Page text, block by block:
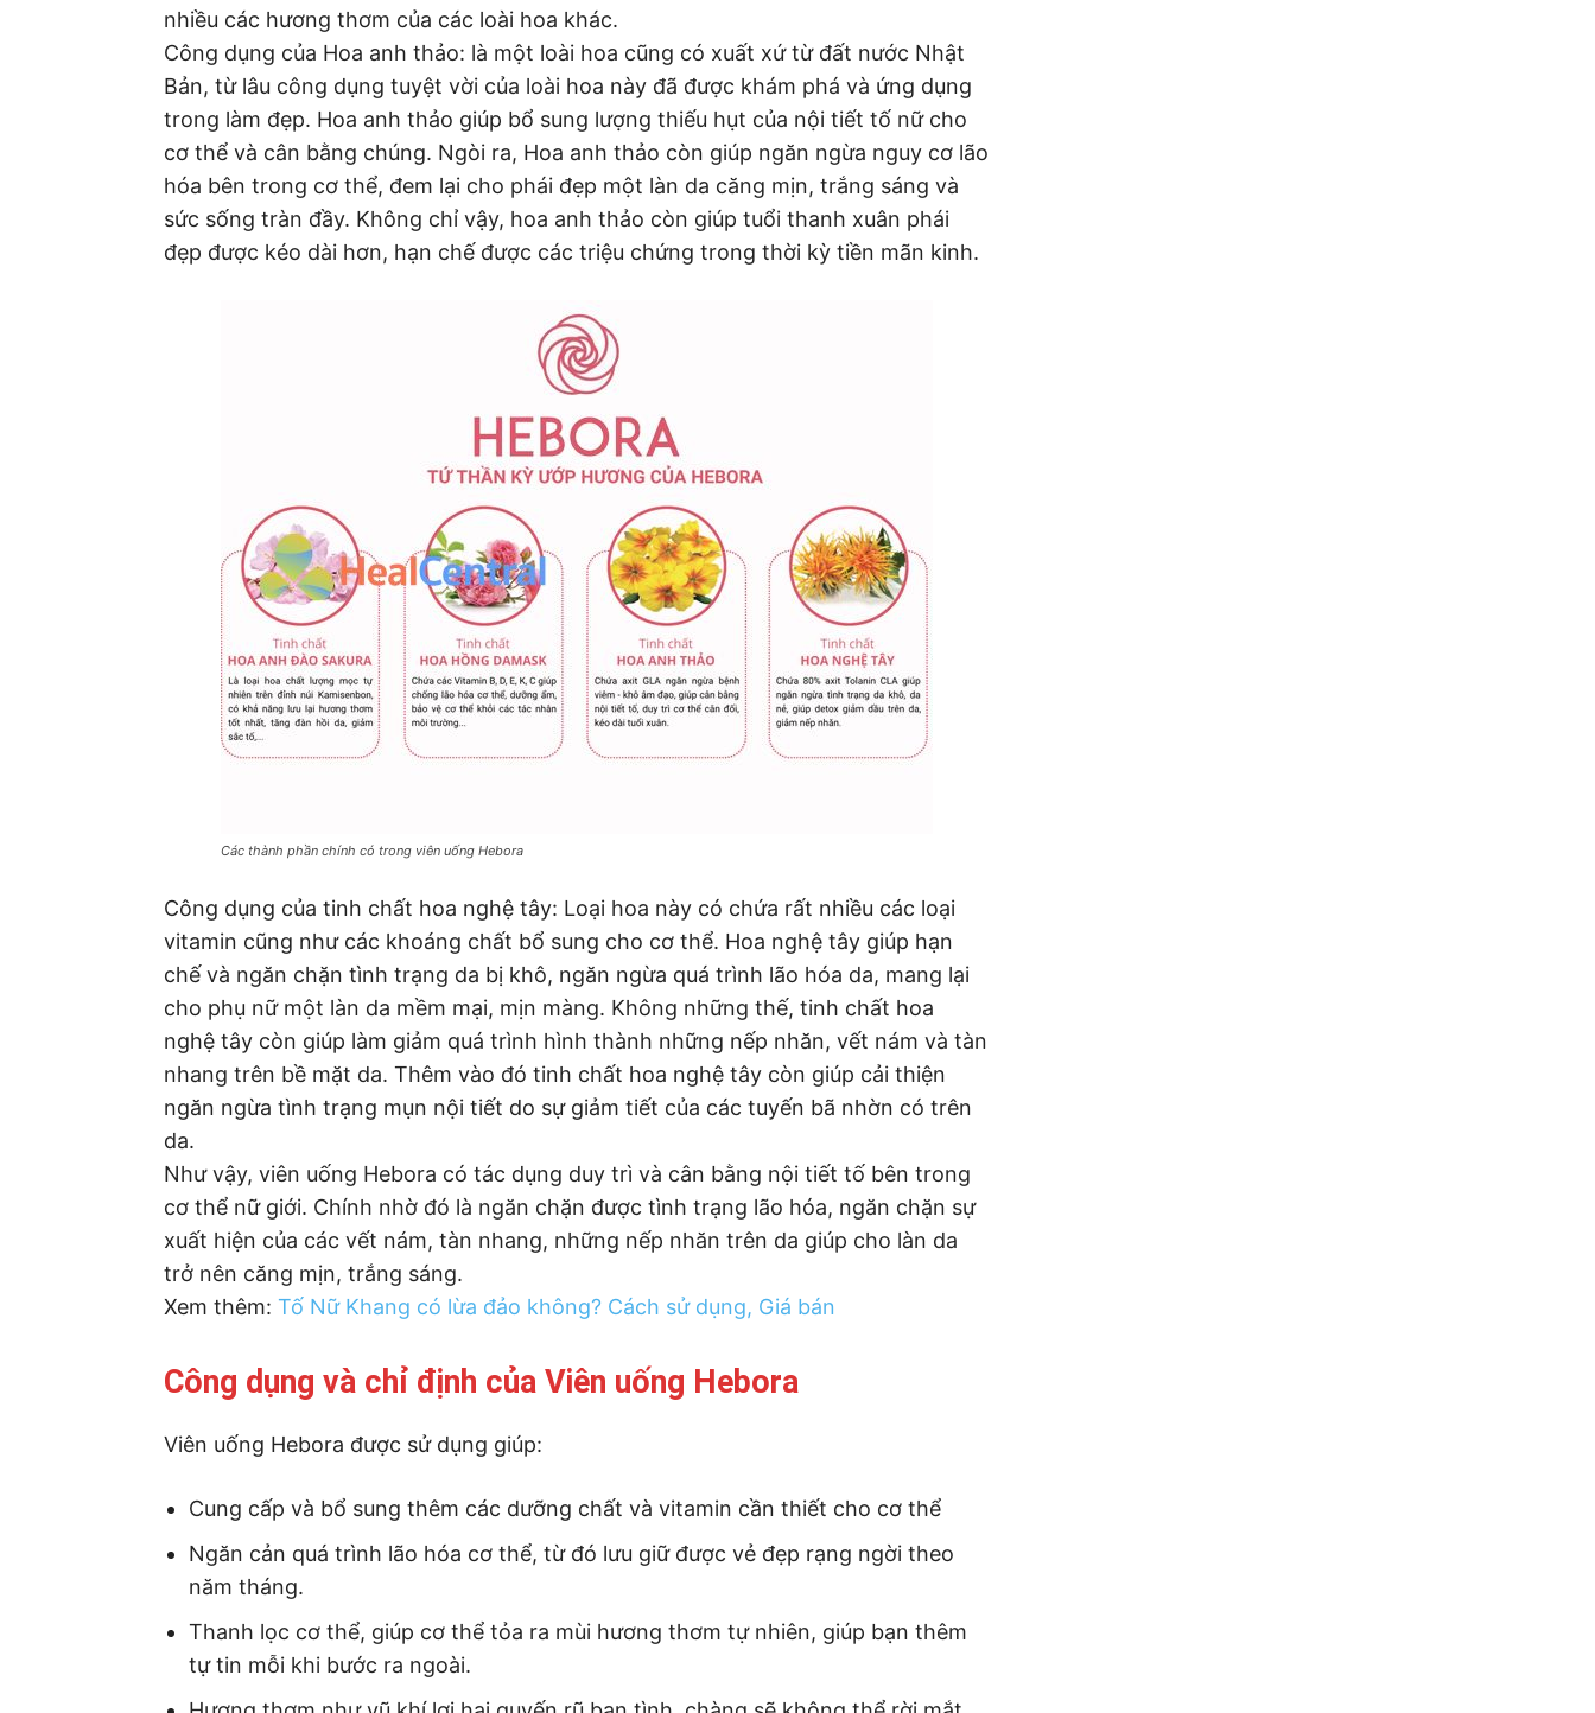
nhiều các hương thơm của các loài hoa khác.
Công dụng của Hoa anh thảo: là một loài hoa cũng có xuất xứ từ đất nước Nhật
Bản, từ lâu công dụng tuyệt vời của loài hoa này đã được khám phá và ứng dụng
trong làm đẹp. Hoa anh thảo giúp bổ sung lượng thiếu hụt của nội tiết tố nữ cho
cơ thể và cân bằng chúng. Ngòi ra, Hoa anh thảo còn giúp ngăn ngừa nguy cơ lão
hóa bên trong cơ thể, đem lại cho phái đẹp một làn da căng mịn, trắng sáng và
sức sống tràn đầy. Không chỉ vậy, hoa anh thảo còn giúp tuổi thanh xuân phái
đẹp được kéo dài hơn, hạn chế được các triệu chứng trong thời kỳ tiền mãn kinh.
Các thành phần chính có trong viên uống Hebora
Công dụng của tinh chất hoa nghệ tây: Loại hoa này có chứa rất nhiều các loại
vitamin cũng như các khoáng chất bổ sung cho cơ thể. Hoa nghệ tây giúp hạn
chế và ngăn chặn tình trạng da bị khô, ngăn ngừa quá trình lão hóa da, mang lại
cho phụ nữ một làn da mềm mại, mịn màng. Không những thế, tinh chất hoa
nghệ tây còn giúp làm giảm quá trình hình thành những nếp nhăn, vết nám và tàn
nhang trên bề mặt da. Thêm vào đó tinh chất hoa nghệ tây còn giúp cải thiện
ngăn ngừa tình trạng mụn nội tiết do sự giảm tiết của các tuyến bã nhờn có trên
da.
Như vậy, viên uống Hebora có tác dụng duy trì và cân bằng nội tiết tố bên trong
cơ thể nữ giới. Chính nhờ đó là ngăn chặn được tình trạng lão hóa, ngăn chặn sự
xuất hiện của các vết nám, tàn nhang, những nếp nhăn trên da giúp cho làn da
trở nên căng mịn, trắng sáng.
Xem thêm: Tố Nữ Khang có lừa đảo không? Cách sử dụng, Giá bán
Công dụng và chỉ định của Viên uống Hebora
Viên uống Hebora được sử dụng giúp:
Cung cấp và bổ sung thêm các dưỡng chất và vitamin cần thiết cho cơ thể
Ngăn cản quá trình lão hóa cơ thể, từ đó lưu giữ được vẻ đẹp rạng ngời theo
năm tháng.
Thanh lọc cơ thể, giúp cơ thể tỏa ra mùi hương thơm tự nhiên, giúp bạn thêm
tự tin mỗi khi bước ra ngoài.